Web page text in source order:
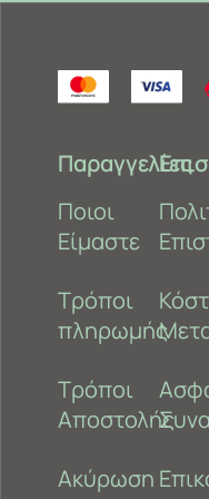
Παραγγελίες
Ποιοι
Είμαστε
Τρόποι
πληρωμής
Τρόποι
Αποστολής
Ακύρωση